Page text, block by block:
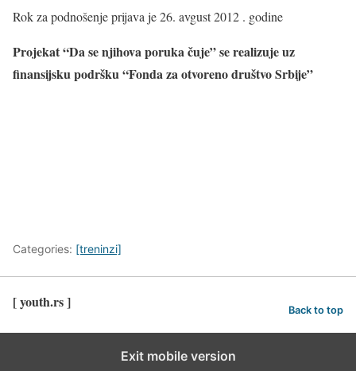
Rok za podnošenje prijava je 26. avgust 2012 . godine
Projekat “Da se njihova poruka čuje” se realizuje uz
finansijsku podršku“Fonda za otvoreno društvo Srbije”
Categories: [treninzi]
[ youth.rs ] Back to top
Exit mobile version